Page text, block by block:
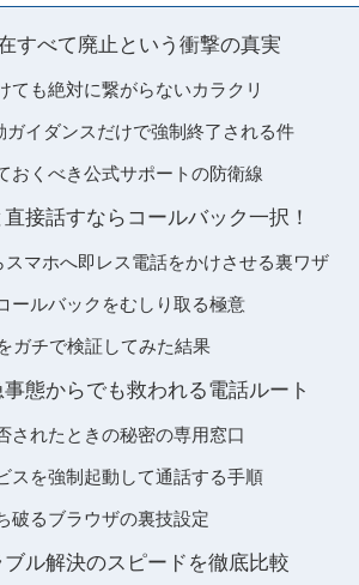
すべて廃止という衝撃の真実
ても絶対に繋がらないカラクリ
イダンスだけで強制終了される件
おくべき公式サポートの防衛線
接話すならコールバック一択！
マホへ即レス電話をかけさせる裏ワザ
ールバックをむしり取る極意
ガチで検証してみた結果
態からでも救われる電話ルート
されたときの秘密の専用窓口
スを強制起動して通話する手順
破るブラウザの裏技設定
ル解決のスピードを徹底比較